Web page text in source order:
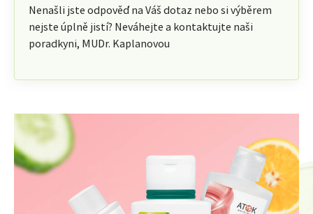
Nenašli jste odpověď na Váš dotaz nebo si výběrem
nejste úplně jistí? Neváhejte a kontaktujte naši
poradkyni, MUDr. Kaplanovou